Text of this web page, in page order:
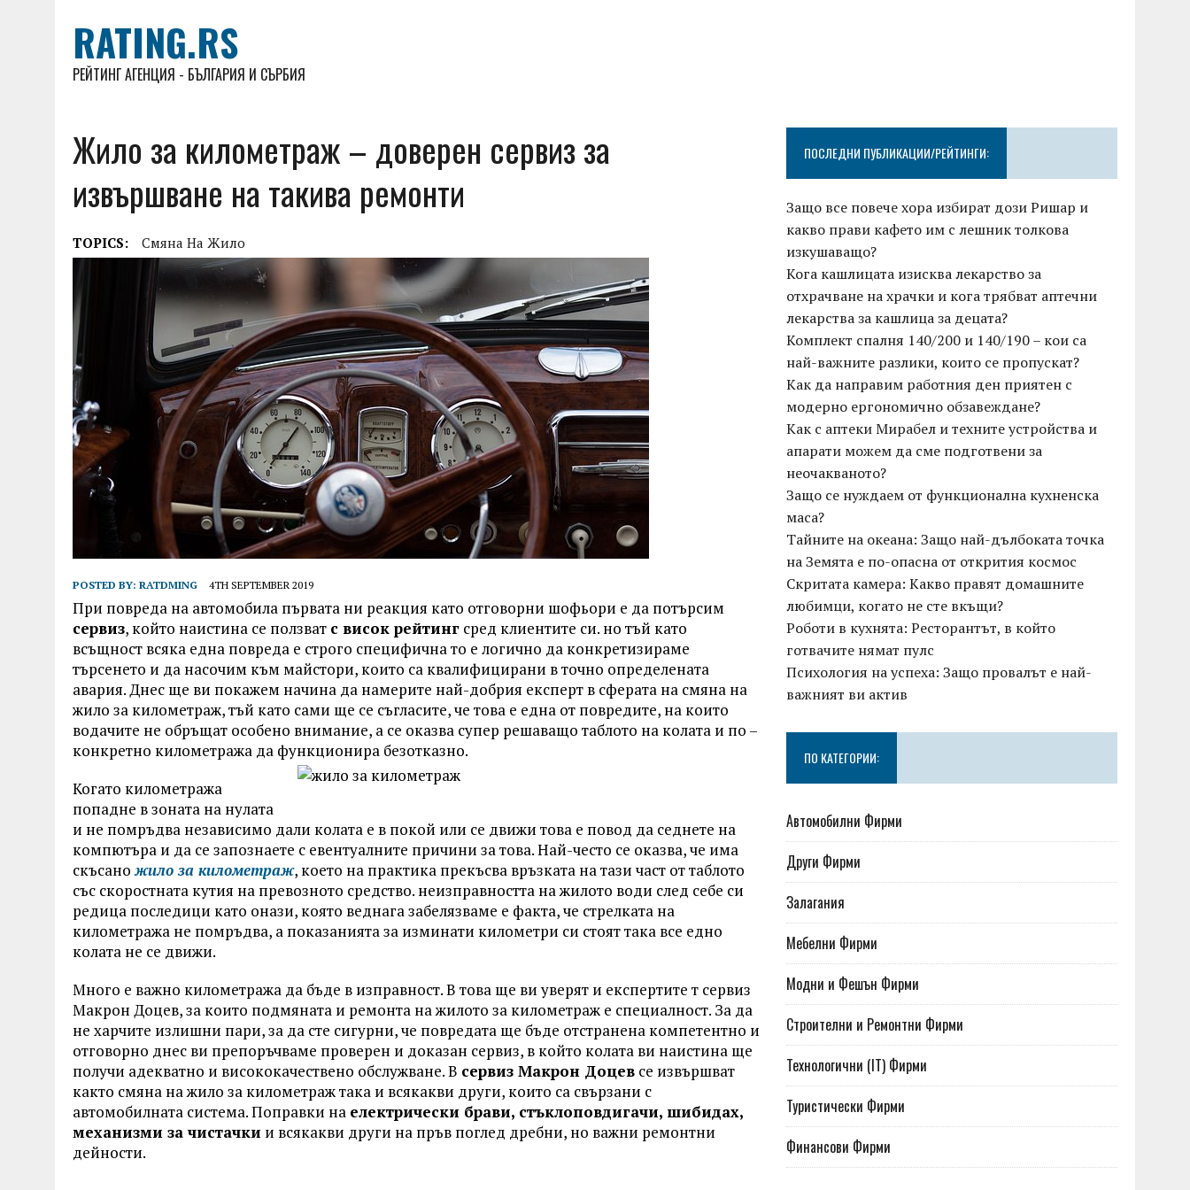
RATING.RS
РЕЙТИНГ АГЕНЦИЯ - БЪЛГАРИЯ И СЪРБИЯ
Жило за километраж – доверен сервиз за
извършване на такива ремонти
TOPICS: Смяна На Жило
POSTED BY: RATDMING 4TH SEPTEMBER 2019
При повреда на автомобила първата ни реакция като отговорни шофьори е да потърсим
сервиз, който наистина се ползват с висок рейтинг сред клиентите си. но тъй като
всъщност всяка една повреда е строго специфична то е логично да конкретизираме
търсенето и да насочим към майстори, които са квалифицирани в точно определената
авария. Днес ще ви покажем начина да намерите най-добрия експерт в сферата на смяна на
жило за километраж, тъй като сами ще се съгласите, че това е една от повредите, на които
водачите не обръщат особено внимание, а се оказва супер решаващо таблото на колата и по –
конкретно километража да функционира безотказно.
Когато километража
попадне в зоната на нулата
и не помръдва независимо дали колата е в покой или се движи това е повод да седнете на
компютъра и да се запознаете с евентуалните причини за това. Най-често се оказва, че има
скъсаножило за километраж, което на практика прекъсва връзката на тази част от таблото
със скоростната кутия на превозното средство. неизправността на жилото води след себе си
редица последици като онази, която веднага забелязваме е факта, че стрелката на
километража не помръдва, а показанията за изминати километри си стоят така все едно
колата не се движи.
Много е важно километража да бъде в изправност. В това ще ви уверят и експертите т сервиз
Макрон Доцев, за които подмяната и ремонта на жилото за километраж е специалност. За да
не харчите излишни пари, за да сте сигурни, че повредата ще бъде отстранена компетентно и
отговорно днес ви препоръчваме проверен и доказан сервиз, в който колата ви наистина ще
получи адекватно и висококачествено обслужване. В сервиз Макрон Доцев се извършват
както смяна на жило за километраж така и всякакви други, които са свързани с
автомобилната система. Поправки на електрически брави, стъклоповдигачи, шибидах,
механизми за чистачки и всякакви други на пръв поглед дребни, но важни ремонтни
дейности.
ПОСЛЕДНИ ПУБЛИКАЦИИ/РЕЙТИНГИ:
Защо все повече хора избират дози Ришар и
какво прави кафето им с лешник толкова
изкушаващо?
Кога кашлицата изисква лекарство за
отхрачване на храчки и кога трябват аптечни
лекарства за кашлица за децата?
Комплект спалня 140/200 и 140/190 – кои са
най-важните разлики, които се пропускат?
Как да направим работния ден приятен с
модерно ергономично обзавеждане?
Как с аптеки Мирабел и техните устройства и
апарати можем да сме подготвени за
неочакваното?
Защо се нуждаем от функционална кухненска
маса?
Тайните на океана: Защо най-дълбоката точка
на Земята е по-опасна от открития космос
Скритата камера: Какво правят домашните
любимци, когато не сте вкъщи?
Роботи в кухнята: Ресторантът, в който
готвачите нямат пулс
Психология на успеха: Защо провалът е най-
важният ви актив
ПО КАТЕГОРИИ:
Автомобилни Фирми
Други Фирми
Залагания
Мебелни Фирми
Модни и Фешън Фирми
Строителни и Ремонтни Фирми
Технологични (IT) Фирми
Туристически Фирми
Финансови Фирми